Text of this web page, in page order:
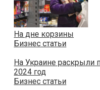
На дне корзины
Бизнес статьи
На Украине раскрыли
2024 год
Бизнес статьи